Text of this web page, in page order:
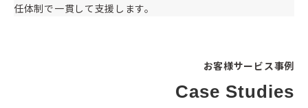
任体制で一貫して支援します。
お客様サービス事例
Case Studies